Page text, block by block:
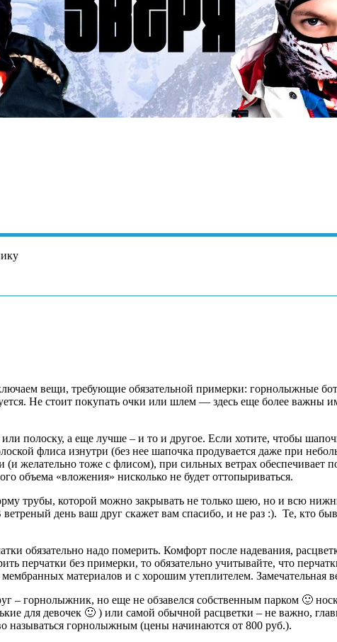
вещи, требующие обязательной примерки: горнолыжные
Не стоит покупать очки или шлем — здесь еще более
полоску, а еще лучше – и то и другое. Если хотите, чтобы
флиса изнутри (без нее шапочка продувается даже при
желательно тоже с флисом), при сильных ветрах обеспечивает
объема «вложения» нисколько не будет оттопыриваться.
трубы, которой можно закрывать не только шею, но и всю
день ваш друг скажет вам спасибо, и не раз :). Те, кто
обязательно надо померить. Комфорт после надевания,
перчатки без примерки, то обязательно учитывайте, что
материалов и с хорошим утеплителем. Замечательная
– горнолыжник, но еще не обзавелся собственным парком 🙂
для девочек 🙂 ) или самой обычной расцветки – не важно,
называться горнолыжным (цены начинаются от 800 руб.).